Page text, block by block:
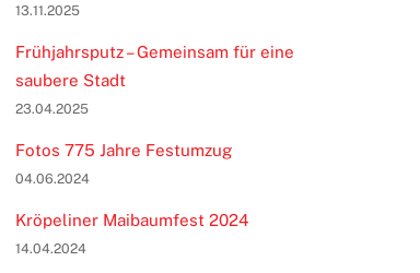
13.11.2025
Frühjahrsputz – Gemeinsam für eine
saubere Stadt
23.04.2025
Fotos 775 Jahre Festumzug
04.06.2024
Kröpeliner Maibaumfest 2024
14.04.2024